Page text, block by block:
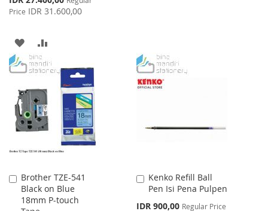
Price
Price IDR 31.600,00
ADD
TO
LIST
TO
COMPARE
Brother TZE-541
Black on Blue
18mm P-touch
Add
to
Cart
Kenko Refill Ball
Pen Isi Pena Pulpen
Special
IDR 900,00 Regular Price
Add
to